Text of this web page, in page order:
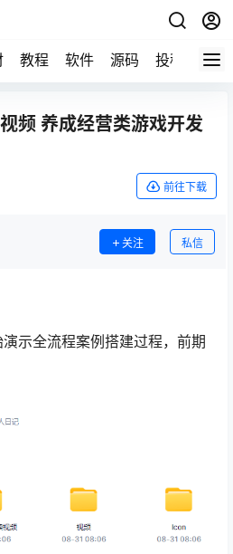
教程 软件 源码 投稿 关于
频 养成经营类游戏开发
前往下载
关注 私信
示全流程案例搭建过程，前期